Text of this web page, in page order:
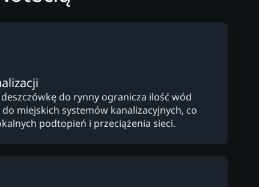
do rynny ogranicza ilość wód
miejskich systemów kanalizacyjnych, co
podtopień i przeciążenia sieci.